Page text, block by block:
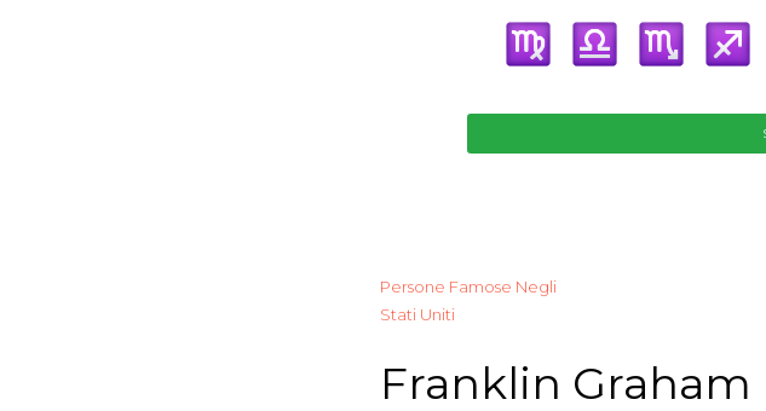
Persone Famose Negli
Stati Uniti
Franklin Graham